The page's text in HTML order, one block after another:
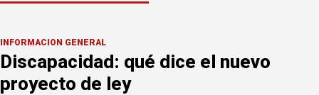
INFORMACION GENERAL
Discapacidad: qué dice el nuevo
proyecto de ley